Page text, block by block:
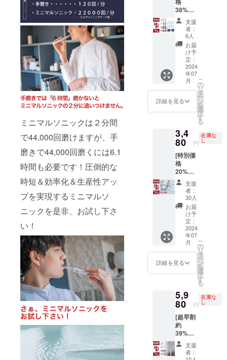
ミニマルソニックは２分間
で44,000回磨けますが、手
磨きで44,000回磨くには6.1
時間も必要です！圧倒的な
時短＆効率化＆生産性アッ
プを実現するミニマルソ
ニックを是非、お試し下さ
い！
シを当
て、一
本ずつ
ずらし
ながら
ゆっく
りと動
かしま
す。ゴ
シゴシ
磨かな
にご注
意下さ
い。●取
書の有
無：有
（日本
語、英
語）●保
証の有
無：有
（ご購
入より
１年
間）
格で
す。 ●
希望小
売価
格：
9,900円
●サイ
ズ/重
量：
22.3cm/
45g●カ
開：ホ
ワイト●
用上の
注意事
項：歯
の表面
にブラ
シを当
て、一
本ずつ
ずらし
ながら
ゆっく
りと動
かしま
す。ゴ
シゴシ
いよう
にご注
扱説明
書の有
無：有
（日本
語、英
語）●保
証の有
無：有
す。ご
了承く
ださ
い。 ※
ご注文
状況、
使用部
材の供
給状
況、製
造工程
上の都
合等に
る場合
があり
※税込、
送料込
みの価
格で
す。
換式ブ
ラシ
ヘッド
×4個 ・
充電
ケーブ
ル×2個
（箱サ
イズ：
220mm
×50mm
×20mm
）×2個
更にな
る可能
性もご
ざいま
す。ご
了承く
ださ
い。 ※
ご注文
状況、
使用部
材の供
給状
況、製
造工程
上の都
合等に
る場合
があり
※税込、
送料込
みの価
格で
す。 ●
38%OF
F ！]
（限定
20個）
・ミニ
マルソ
ニッ
ク プ
レミア
ムセッ
ト（最
新ver）
・
16,800
27,400
円の
38%OF
F］ ・
ミニマ
ルソ
ニック
本体×２
個 ・替
えブラ
シ×２
セット
（８
個） ・
デンタ
ルフロ
ス×２個
更にな
る可能
性もご
ざいま
す。ご
了承く
ださ
い。 ※
支援
者：
6人
お届
け予
定：
2024
年07
月
詳細を見る
こ
の
リ
タ
ー
ン
を
選
択
す
る
3,4
80 円
在庫な
し
[特別価
格
20%OF
F ！]
（限定
30個）
・交換
式ブラ
シヘッ
ド×２
セット
（８
個）
（最新
ver）
・3,480
4,400円
の
20%OF
F］ ・
交換式
ブラシ
ヘッド×
２セッ
支援
者：
30人
お届
け予
定：
2024
年07
月
詳細を見る
こ
の
リ
タ
ー
ン
を
選
択
す
る
5,9
80 円
在庫な
し
[超早割
約
39%OF
F ！]
（限定
10個）
支援
者：